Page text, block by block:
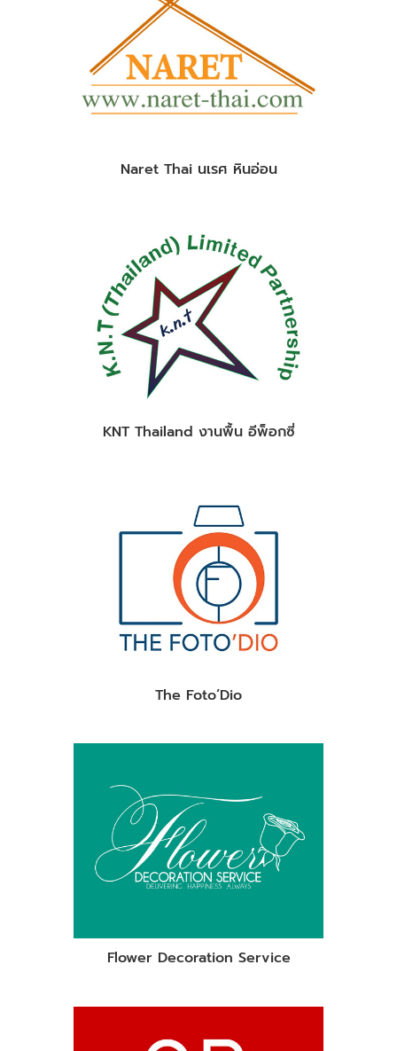
Naret Thai นเรศ หินอ่อน
KNT Thailand งานพื้น อีพ็อกซี่
The Foto’Dio
Flower Decoration Service